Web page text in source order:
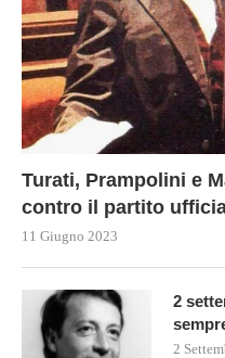
Turati, Prampolini e
contro il partito
11 Giugno 2023
2
2